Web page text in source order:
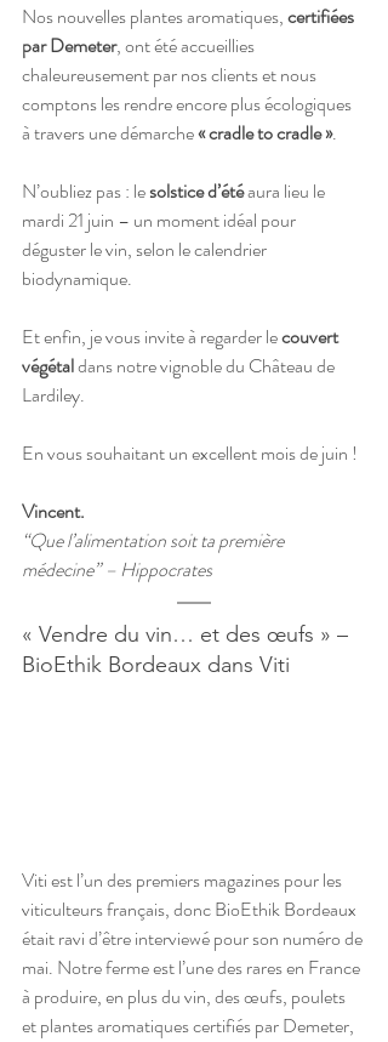
Nos nouvelles plantes aromatiques, certifiées
par Demeter, ont été accueillies
chaleureusement par nos clients et nous
comptons les rendre encore plus écologiques
à travers une démarche « cradle to cradle ».
N’oubliez pas : le solstice d’été aura lieu le
mardi 21 juin – un moment idéal pour
déguster le vin, selon le calendrier
biodynamique.
Et enfin, je vous invite à regarder le couvert
végétal dans notre vignoble du Château de
Lardiley.
En vous souhaitant un excellent mois de juin !
Vincent.
“Que l’alimentation soit ta première
médecine” – Hippocrates
« Vendre du vin… et des œufs » –
BioEthik Bordeaux dans Viti
Viti est l’un des premiers magazines pour les
viticulteurs français, donc BioEthik Bordeaux
était ravi d’être interviewé pour son numéro de
mai. Notre ferme est l’une des rares en France
à produire, en plus du vin, des œufs, poulets
et plantes aromatiques certifiés par Demeter,